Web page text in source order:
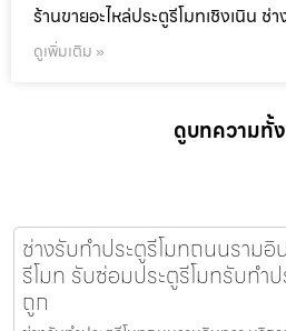
ร้านขายอะไหล่ประตูรีโมทเชิงเนิน ช่
ดูเพิ่มเติม »
ดูบทความทั้
ช่างรับทำประตูรีโมทถนนราม
รีโมท รับซ่อมประตูรีโมทรับทำ
ถูก